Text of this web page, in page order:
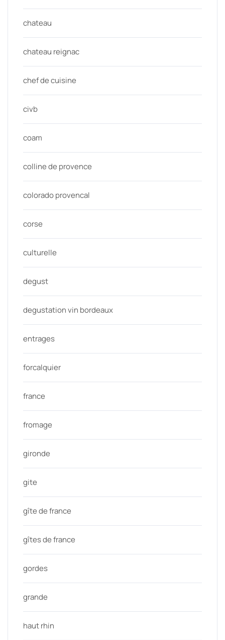
chateau
chateau reignac
chef de cuisine
civb
coam
colline de provence
colorado provencal
corse
culturelle
degust
degustation vin bordeaux
entrages
forcalquier
france
fromage
gironde
gite
gîte de france
gîtes de france
gordes
grande
haut rhin